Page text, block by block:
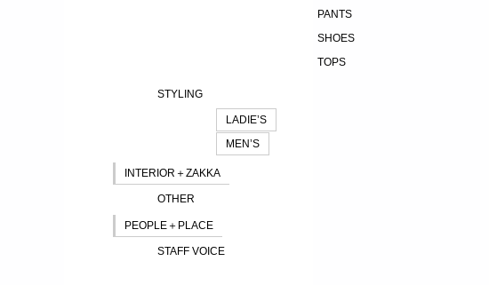
PANTS
SHOES
TOPS
STYLING
LADIE’S
MEN’S
INTERIOR＋ZAKKA
OTHER
PEOPLE＋PLACE
STAFF VOICE